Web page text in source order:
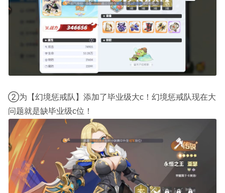
②为【幻境惩戒队】添加了毕业级大c！幻境惩戒队现在大
问题就是缺毕业级c位！